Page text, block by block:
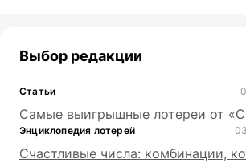
Выбор редакции
Статьи
Самые выигрышные лотереи от
Энциклопедия лотерей
Счастливые числа: комбинации,